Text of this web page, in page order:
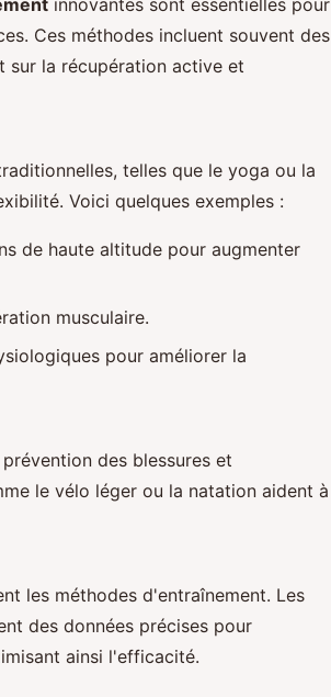
Ces méthodes incluent souvent des
sur la récupération active et
telles que le yoga ou la
Voici quelques exemples :
de haute altitude pour augmenter
musculaire.
pour améliorer la
des blessures et
le vélo léger ou la natation aident à
les méthodes d'entraînement. Les
des données précises pour
ainsi l'efficacité.